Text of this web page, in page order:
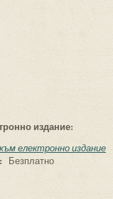
издание:
електронно издание
Безплатно